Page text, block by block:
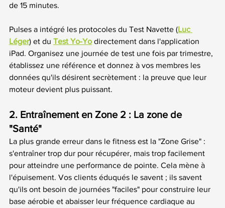
de 15 minutes.
Pulses a intégré les protocoles du Test Navette (Luc
Léger) et du Test Yo-Yo directement dans l'application
iPad. Organisez une journée de test une fois par trimestre,
établissez une référence et donnez à vos membres les
données qu'ils désirent secrètement : la preuve que leur
moteur devient plus puissant.
2. Entraînement en Zone 2 : La zone de
"Santé"
La plus grande erreur dans le fitness est la "Zone Grise" :
s'entraîner trop dur pour récupérer, mais trop facilement
pour atteindre une performance de pointe. Cela mène à
l'épuisement. Vos clients éduqués le savent ; ils savent
qu'ils ont besoin de journées "faciles" pour construire leur
base aérobie et abaisser leur fréquence cardiaque au